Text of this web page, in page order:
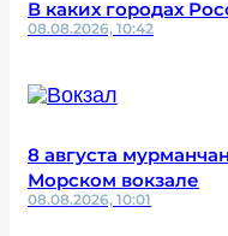
В каких городах
08.08.2026, 10:42
8 августа
Морском вокзале
08.08.2026, 10:01